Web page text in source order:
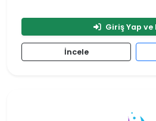
Giriş Yap ve
İncele